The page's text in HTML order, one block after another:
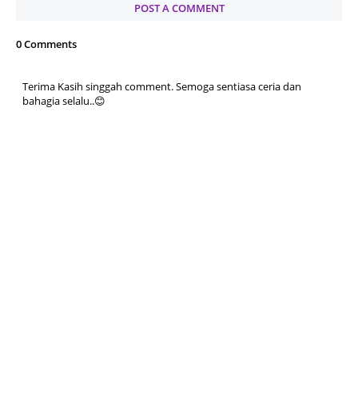
POST A COMMENT
0 Comments
Terima Kasih singgah comment. Semoga sentiasa ceria dan
bahagia selalu..😊